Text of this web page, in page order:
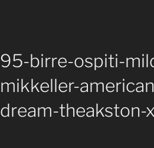
95-birre-ospiti-
mikkeller-
dream-theakston-